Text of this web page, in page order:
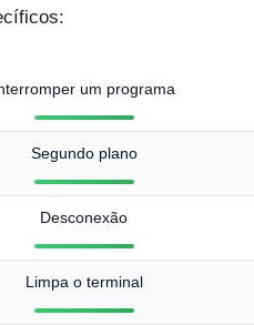
um programa
Segundo plano
Desconexão
Limpa o terminal